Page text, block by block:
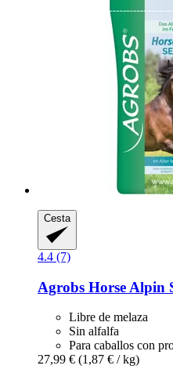
Cesta
4.4 (7)
Agrobs Horse Alpin
Libre de melaza
Sin alfalfa
Para caballos con
27,99 € (1,87 € / kg)